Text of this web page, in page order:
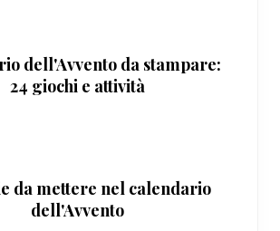
dell'Avvento da stampare:
24 giochi e attività
da mettere nel calendario
dell'Avvento